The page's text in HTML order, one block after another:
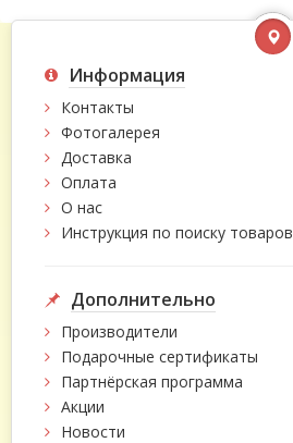
Информация
Контакты
Фотогалерея
Доставка
Оплата
О нас
Инструкция по поиску товаров
Дополнительно
Производители
Подарочные сертификаты
Партнёрская программа
Акции
Новости